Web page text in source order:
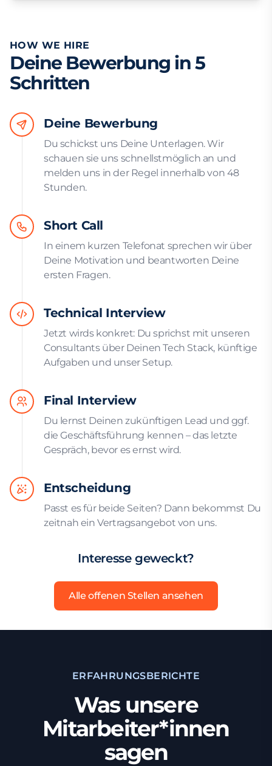
HOW WE HIRE
Deine Bewerbung in 5
Schritten
Deine Bewerbung
Du schickst uns Deine Unterlagen. Wir
schauen sie uns schnellstmöglich an und
melden uns in der Regel innerhalb von 48
Stunden.
Short Call
In einem kurzen Telefonat sprechen wir über
Deine Motivation und beantworten Deine
ersten Fragen.
Technical Interview
Jetzt wirds konkret: Du sprichst mit unseren
Consultants über Deinen Tech Stack, künftige
Aufgaben und unser Setup.
Final Interview
Du lernst Deinen zukünftigen Lead und ggf.
die Geschäftsführung kennen – das letzte
Gespräch, bevor es ernst wird.
Entscheidung
Passt es für beide Seiten? Dann bekommst Du
zeitnah ein Vertragsangebot von uns.
Interesse geweckt?
Alle offenen Stellen ansehen
ERFAHRUNGSBERICHTE
Was unsere
Mitarbeiter*innen
sagen